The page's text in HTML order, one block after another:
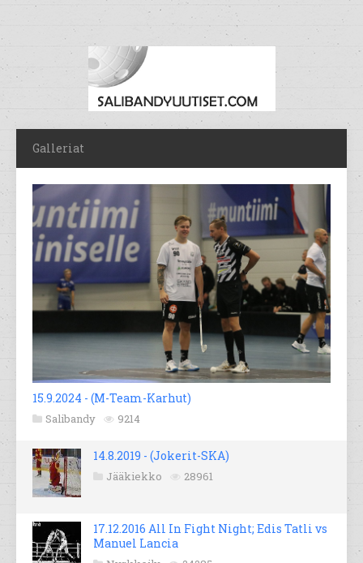
Galleriat
15.9.2024 - (M-Team-Karhut)
Salibandy 9214
14.8.2019 - (Jokerit-SKA)
Jääkiekko 28961
17.12.2016 All In Fight Night; Edis Tatli vs
Manuel Lancia